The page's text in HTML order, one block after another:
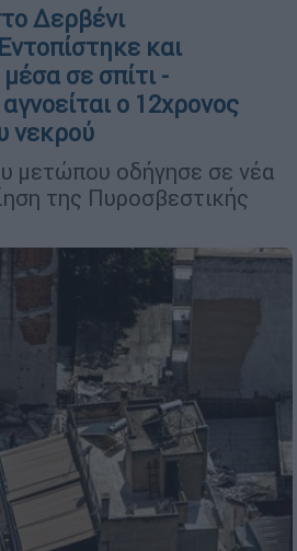
Δερβένι
και
σε σπίτι -
ο 12χρονος
νεκρού
μετώπου οδήγησε σε νέα
της Πυροσβεστικής